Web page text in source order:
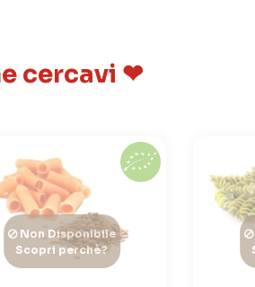
cercavi ❤
Non Disponibile
Scopri perchè?